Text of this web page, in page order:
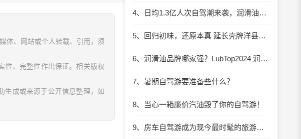
体、网站或个人转载、引用，须
性、完整性作出保证。相关版权
生成或来源于公开信息整理，如
4、日均1.3亿人次自驾潮来袭，润滑油行业解锁增长新密码​
5、回归初味，还原本真 延长壳牌洋县踏春自驾游
6、润滑油品牌哪家强？LubTop2024 润滑油总评榜荣耀张榜
7、暑期自驾游要准备些什么？
8、当心一箱廉价汽油毁了你的自驾游！
9、房车自驾游成为现今最时髦的旅游方式